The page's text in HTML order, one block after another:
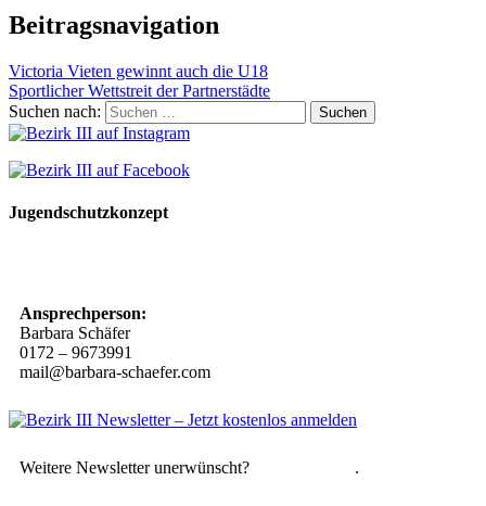
Beitragsnavigation
Victoria Vieten gewinnt auch die U18
Sportlicher Wettstreit der Partnerstädte
Suchen nach:
Jugendschutzkonzept
Ansprechperson:
Barbara Schäfer
0172 – 9673991
mail@barbara-schaefer.com
Weitere Newsletter unerwünscht? .